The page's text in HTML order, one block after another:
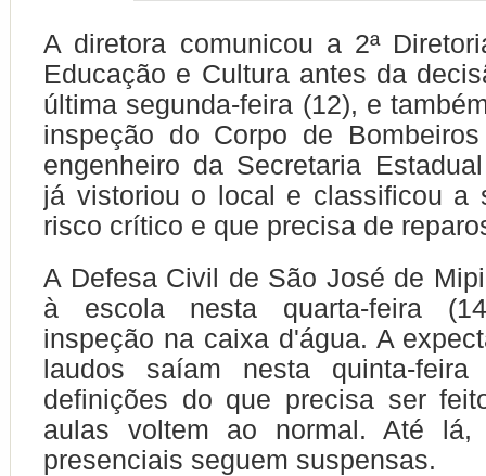
A diretora comunicou a 2ª
Educação e Cultura antes da
última segunda-feira (12), e
inspeção do Corpo de
engenheiro da Secretaria
já vistoriou o local e classificou a
risco crítico e que precisa de
A Defesa Civil de São José de
à escola nesta quarta-feira
inspeção na caixa d'água. A
laudos saíam nesta quinta-
definições do que precisa ser
aulas voltem ao normal. Até lá,
presenciais seguem suspensas.